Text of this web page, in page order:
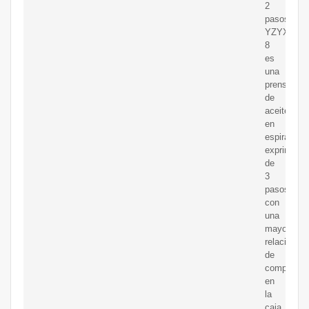
2
pasos.
YZYX140-
8
es
una
prensa
de
aceite
en
espiral
de
3
pasos
con
una
mayor
relación
de
en
la